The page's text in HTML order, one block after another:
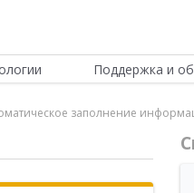
Поддержка и
заполнение